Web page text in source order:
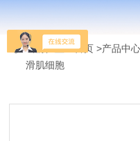
当前位置：首页>产品中
滑肌细胞